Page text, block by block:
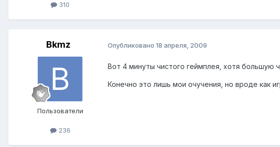
310
Bkmz
Пользователи
236
Опубликовано 18 апреля, 2009
Вот 4 минуты чистого геймплея, хотя
Конечно это лишь мои очучения, но вроде как